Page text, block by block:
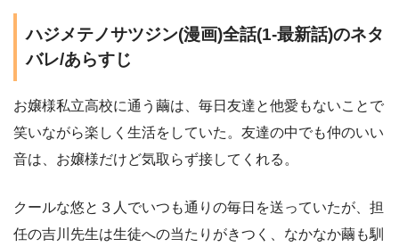
ハジメテノサツジン(漫画)全話(1-最新話)のネタ
バレ/あらすじ
お嬢様私立高校に通う繭は、毎日友達と他愛もないことで
笑いながら楽しく生活をしていた。友達の中でも仲のいい
音は、お嬢様だけど気取らず接してくれる。
クールな悠と３人でいつも通りの毎日を送っていたが、担
任の吉川先生は生徒への当たりがきつく、なかなか繭も馴